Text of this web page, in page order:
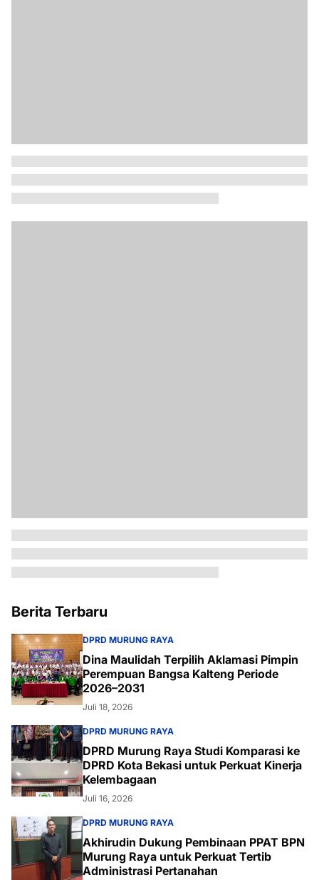
Berita Terbaru
DPRD MURUNG RAYA
Dina Maulidah Terpilih Aklamasi Pimpin
Perempuan Bangsa Kalteng Periode
2026–2031
Juli 18, 2026
DPRD MURUNG RAYA
DPRD Murung Raya Studi Komparasi ke
DPRD Kota Bekasi untuk Perkuat Kinerja
Kelembagaan
Juli 16, 2026
DPRD MURUNG RAYA
Akhirudin Dukung Pembinaan PPAT BPN
Murung Raya untuk Perkuat Tertib
Administrasi Pertanahan